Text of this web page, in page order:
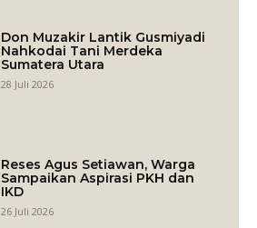
Don Muzakir Lantik Gusmiyadi
Nahkodai Tani Merdeka
Sumatera Utara
28 Juli 2026
Reses Agus Setiawan, Warga
Sampaikan Aspirasi PKH dan
IKD
26 Juli 2026